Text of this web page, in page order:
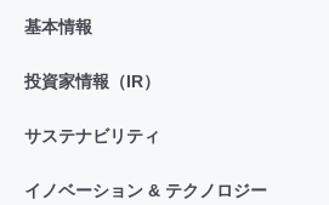
基本情報
投資家情報（IR）
サステナビリティ
イノベーション & テクノロジー